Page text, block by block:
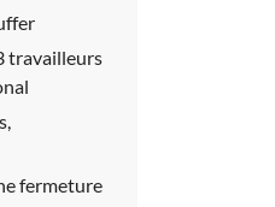
travailleurs
fermeture